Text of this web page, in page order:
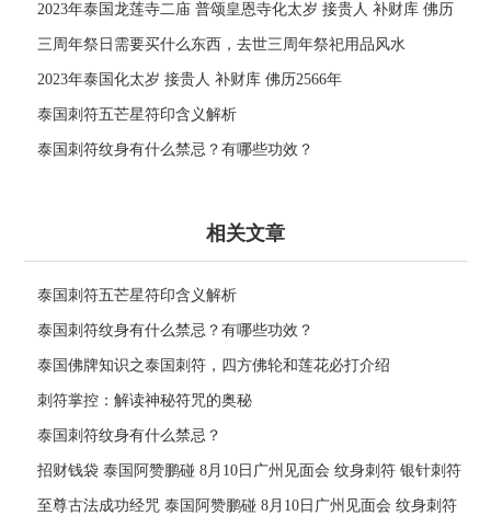
2023年泰国龙莲寺二庙 普颂皇恩寺化太岁 接贵人 补财库 佛历
2566年
三周年祭日需要买什么东西，去世三周年祭祀用品风水
2023年泰国化太岁 接贵人 补财库 佛历2566年
泰国刺符五芒星符印含义解析
泰国刺符纹身有什么禁忌？有哪些功效？
相关文章
泰国刺符五芒星符印含义解析
泰国刺符纹身有什么禁忌？有哪些功效？
泰国佛牌知识之泰国刺符，四方佛轮和莲花必打介绍
刺符掌控：解读神秘符咒的奥秘
泰国刺符纹身有什么禁忌？
招财钱袋 泰国阿赞鹏碰 8月10日广州见面会 纹身刺符 银针刺符
经文刺符 刺青 传统纹身 定制各类事项
至尊古法成功经咒 泰国阿赞鹏碰 8月10日广州见面会 纹身刺符